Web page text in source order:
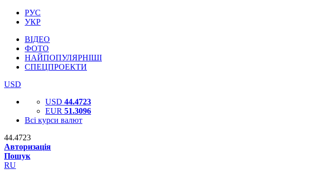
РУС
УКР
ВІДЕО
ФОТО
НАЙПОПУЛЯРНІШІ
СПЕЦПРОЕКТИ
USD
USD 44.4723
EUR 51.3096
Всі курси валют
44.4723
Авторизація
Пошук
RU